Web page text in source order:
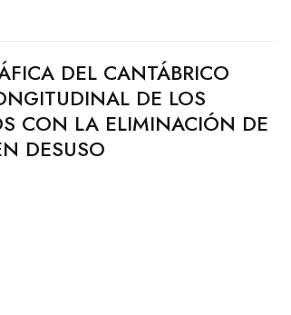
DEL CANTÁBRICO
DE LOS
CON LA ELIMINACIÓN DE
DESUSO